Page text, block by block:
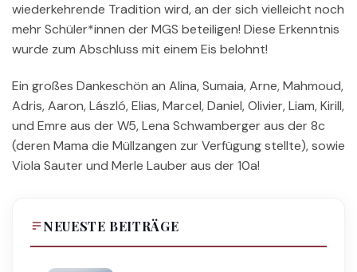
wiederkehrende Tradition wird, an der sich vielleicht noch
mehr Schüler*innen der MGS beteiligen! Diese Erkenntnis
wurde zum Abschluss mit einem Eis belohnt!
Ein großes Dankeschön an Alina, Sumaia, Arne, Mahmoud,
Adris, Aaron, László, Elias, Marcel, Daniel, Olivier, Liam, Kirill,
und Emre aus der W5, Lena Schwamberger aus der 8c
(deren Mama die Müllzangen zur Verfügung stellte), sowie
Viola Sauter und Merle Lauber aus der 10a!
NEUESTE BEITRÄGE